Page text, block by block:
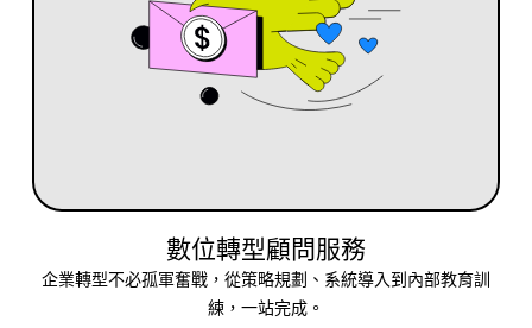
數位轉型顧問服務
企業轉型不必孤軍奮戰，從策略規劃、系統導入到內部教育訓
練，一站完成。